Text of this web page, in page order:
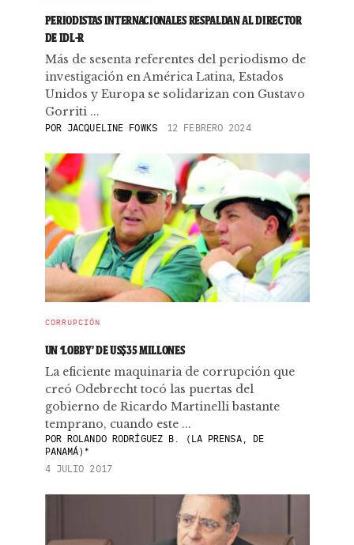
PERIODISTAS INTERNACIONALES RESPALDAN AL DIRECTOR
DE IDL-R
Más de sesenta referentes del periodismo de
investigación en América Latina, Estados
Unidos y Europa se solidarizan con Gustavo
Gorriti ...
POR JACQUELINE FOWKS 12 FEBRERO 2024
CORRUPCIÓN
UN ‘LOBBY’ DE US$35 MILLONES
La eficiente maquinaria de corrupción que
creó Odebrecht tocó las puertas del
gobierno de Ricardo Martinelli bastante
temprano, cuando este ...
PORROLANDO RODRÍGUEZ B. (LA PRENSA, DE
PANAMÁ)*
4 JULIO 2017